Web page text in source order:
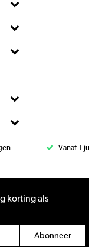
Vanaf 1
korting als
Abonneer